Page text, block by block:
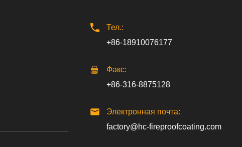
Тел.:
+86-18910076177
Факс:
+86-316-8875128
Электронная почта:
factory@hc-fireproofcoating.com